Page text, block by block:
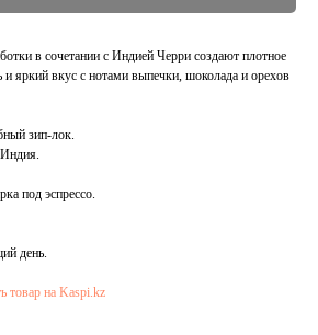
в сочетании с Индией Черри создают плотное
и яркий вкус с нотами выпечки, шоколада и орехов
зип-лок.
под эспрессо.
день.
товар на Kaspi.kz